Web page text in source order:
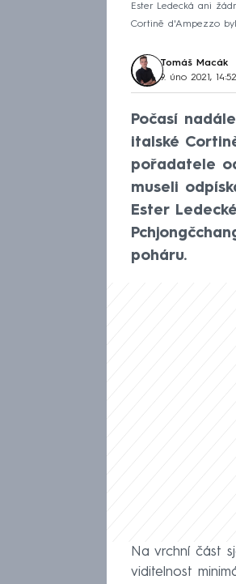
Ester Ledecká ani
Cortině d'Ampezzo
Tomáš Macák
9. úno 2021, 14:52
Počasí
italské
pořadatele
museli
Ester
poháru.
Na vrchní část
viditelnost